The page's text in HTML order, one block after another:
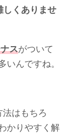
しくありませ
スがついて
いんですね。
はもちろ
かりやすく解